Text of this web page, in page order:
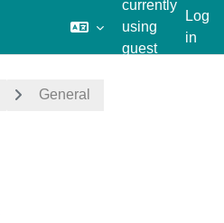
currently
using
guest
Log
in
General